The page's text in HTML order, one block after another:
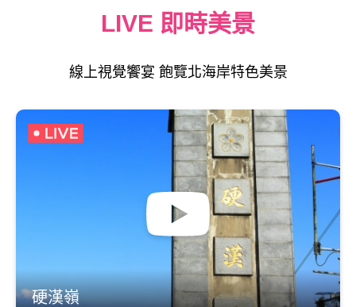
LIVE 即時美景
線上視覺饗宴 飽覽北海岸特色美景
硬漢嶺